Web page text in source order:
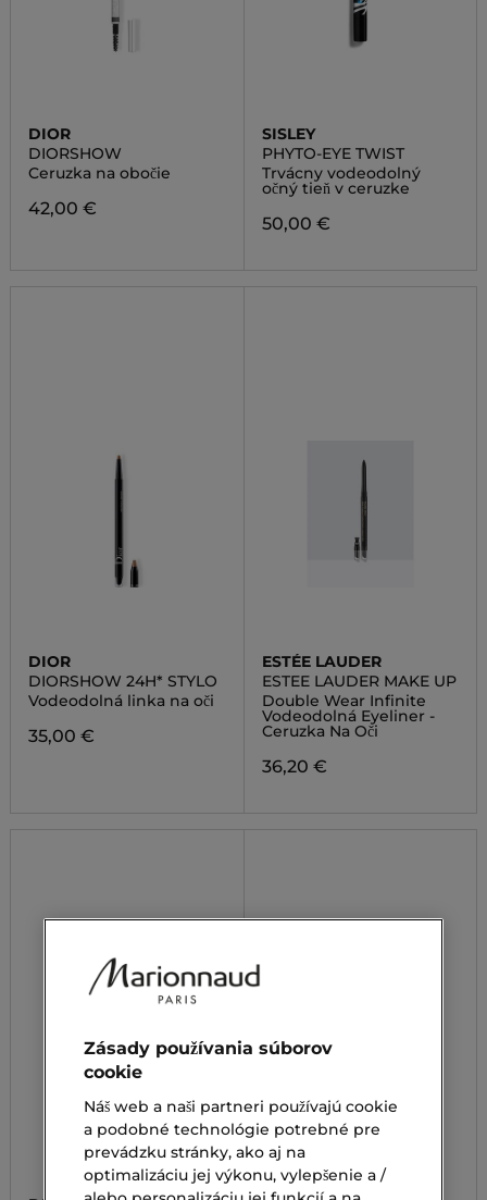
DIOR
DIORSHOW
Ceruzka na obočie
42,00 €
SISLEY
PHYTO-EYE TWIST
Trvácny vodeodolný
očný tieň v ceruzke
50,00 €
DIOR
DIORSHOW 24H* STYLO
Vodeodolná linka na oči
35,00 €
ESTÉE LAUDER
ESTEE LAUDER MAKE UP
Double Wear Infinite
Vodeodolná Eyeliner -
Ceruzka Na Oči
36,20 €
Zásady používania súborov
cookie
Náš web a naši partneri používajú cookie
a podobné technológie potrebné pre
prevádzku stránky, ako aj na
optimalizáciu jej výkonu, vylepšenie a /